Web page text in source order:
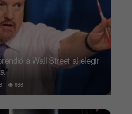
a Wall Street al elegir
686